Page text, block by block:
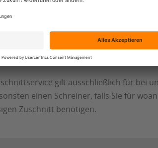
braucht einen gewissen
können wir aber in der Regel
nur Holzwerkstoffe zu, keine
gilt ausschließlich für bei
einen Schreiner, falls Sie für
Zuschnitt benötigen.